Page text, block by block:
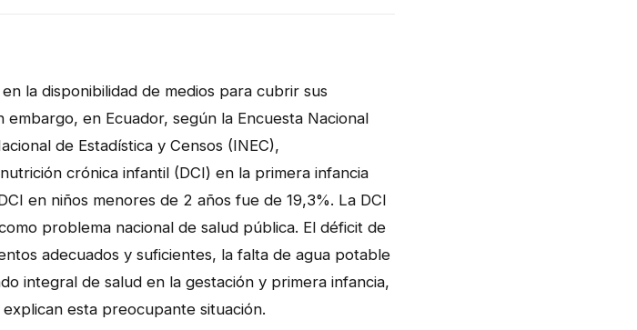
la disponibilidad de medios para cubrir sus
en Ecuador, según la Encuesta Nacional
de Estadística y Censos (INEC),
crónica infantil (DCI) en la primera infancia
en niños menores de 2 años fue de 19,3%. La DCI
problema nacional de salud pública. El déficit de
adecuados y suficientes, la falta de agua potable
integral de salud en la gestación y primera infancia,
esta preocupante situación.